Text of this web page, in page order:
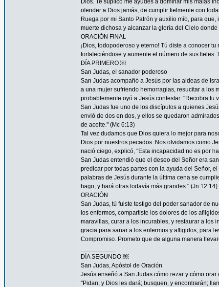
Dios. Te suplico me ayudes a dominar mis malas
ofender a Dios jamás, de cumplir fielmente con
Ruega por mi Santo Patrón y auxilio mío, para
muerte dichosa y alcanzar la gloria del Cielo
ORACIÓN FINAL
¡Dios, todopoderoso y eterno! Tú diste a conocer
fortaleciéndose y aumente el número de sus fieles.
DÍA PRIMERO ￼
San Judas, el sanador poderoso
San Judas acompañó a Jesús por las aldeas de
a una mujer sufriendo hemorragias, resucitar a los
probablemente oyó a Jesús contestar: "Recobra tu
San Judas fue uno de los discípulos a quienes
envió de dos en dos, y ellos se quedaron
de aceite." (Mc 6:13)
Tal vez dudamos que Dios quiera lo mejor para
Dios por nuestros pecados. Nos olvidamos como
nació ciego, explicó, "Esta incapacidad no es por
San Judas entendió que el deseo del Señor era
predicar por todas partes con la ayuda del Señor,
palabras de Jesús durante la última cena se
hago, y hará otras todavía más grandes." (Jn 12:14)
ORACIÓN
San Judas, tú fuiste testigo del poder sanador de
los enfermos, compartiste los dolores de los
maravillas, curar a los incurables, y restaurar a los
gracia para sanar a los enfermos y afligidos, para
Compromiso. Prometo que de alguna manera
DÍA SEGUNDO ￼
San Judas, Apóstol de Oración
Jesús enseñó a San Judas cómo rezar y cómo
"Pidan, y Dios les dará; busquen, y encontrarán;